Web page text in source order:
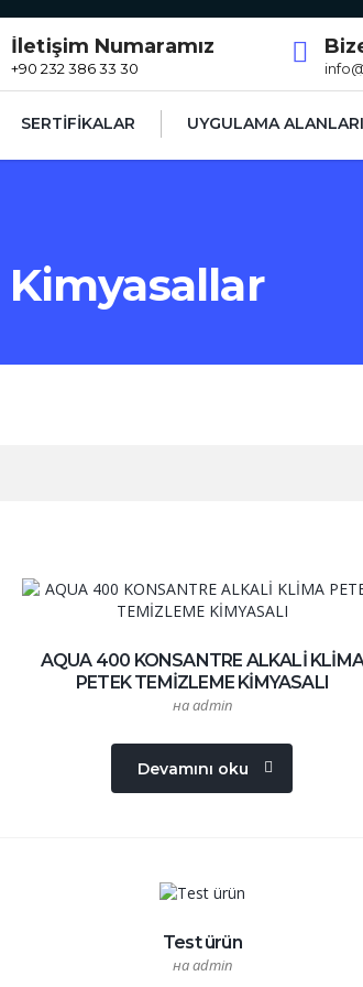
İletişim Numaramız
+90 232 386 33 30
SERTİFİKALAR UYGULAMA ALANLARI
AQUA 400 KONSANTRE ALKALİ
PETEK TEMİZLEME KİMYASALI
на admin
Devamını oku
Test ürün
на admin